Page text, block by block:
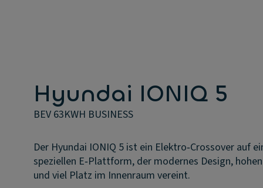
Hyundai IONIQ 5
BEV 63KWH BUSINESS
Der Hyundai IONIQ 5 ist ein Elektro‑Crossover auf
speziellen E‑Plattform, der modernes Design,
und viel Platz im Innenraum vereint.